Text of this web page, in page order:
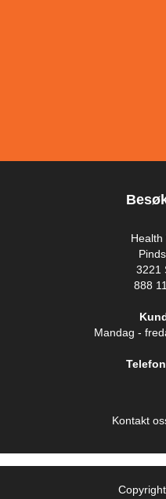
Health
3221
888
Mandag -
Kontakt